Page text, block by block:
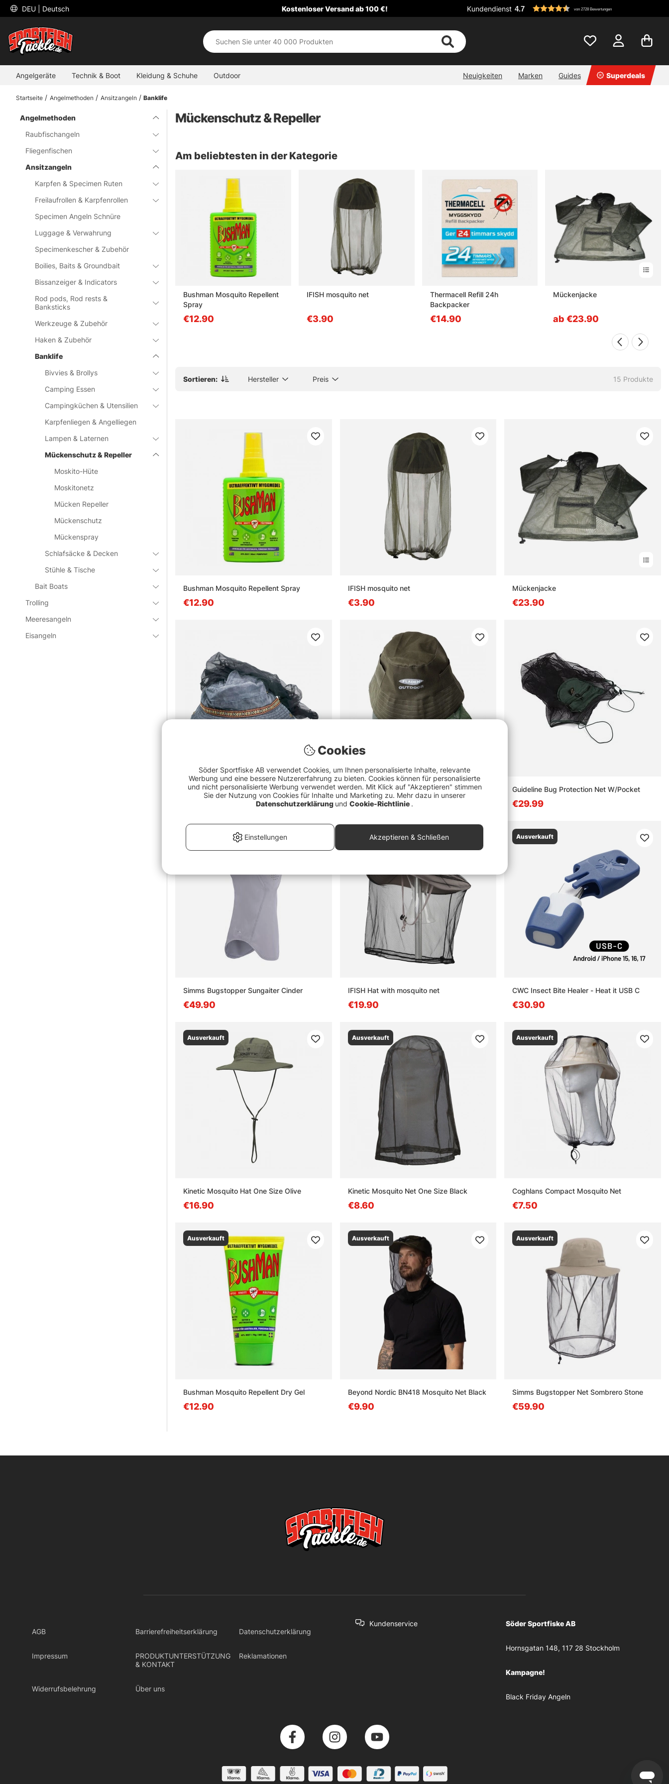
DEU | Deutsch Kostenloser Versand ab 100 €! Kundendienst 4.7 von 2728 Bewertungen
Angelgeräte Technik & Boot Kleidung & Schuhe Outdoor Neuigkeiten Marken Guides Superdeals
Startseite Angelmethoden Ansitzangeln Banklife
Angelmethoden
Raubfischangeln
Fliegenfischen
Ansitzangeln
Karpfen & Specimen Ruten
Freilaufrollen & Karpfenrollen
Specimen Angeln Schnüre
Luggage & Verwahrung
Specimenkescher & Zubehör
Boilies, Baits & Groundbait
Bissanzeiger & Indicators
Rod pods, Rod rests &
Banksticks
Werkzeuge & Zubehör
Haken & Zubehör
Banklife
Bivvies & Brollys
Camping Essen
Campingküchen & Utensilien
Karpfenliegen & Angelliegen
Lampen & Laternen
Mückenschutz & Repeller
Moskito-Hüte
Moskitonetz
Mücken Repeller
Mückenschutz
Mückenspray
Schlafsäcke & Decken
Stühle & Tische
Bait Boats
Trolling
Meeresangeln
Eisangeln
Mückenschutz & Repeller
Am beliebtesten in der Kategorie
Simms Bugstopper Sungaiter
Cinder
€49.90
Bushman Mosquito Repellent
Spray
€12.90
IFISH mosquito net
€3.90
Thermacell Refill 24h
Backpacker
€14.90
Mückenjacke
ab €23.90
Sortieren: Hersteller Preis 15 Produkte
Bushman Mosquito Repellent Spray
€12.90
IFISH mosquito net
€3.90
Mückenjacke
€23.90
Stoxdal Mosquito Hat Fladen Mosquito Net With Hat
€5
Guideline Bug Protection Net W/Pocket
€29.99
Simms Bugstopper Sungaiter Cinder
€49.90
IFISH Hat with mosquito net
€19.90
Ausverkauft
CWC Insect Bite Healer - Heat it USB C
€30.90
Ausverkauft
Kinetic Mosquito Hat One Size Olive
€16.90
Ausverkauft
Kinetic Mosquito Net One Size Black
€8.60
Ausverkauft
Coghlans Compact Mosquito Net
€7.50
Ausverkauft
Bushman Mosquito Repellent Dry Gel
€12.90
Ausverkauft
Beyond Nordic BN418 Mosquito Net Black
€9.90
Ausverkauft
Simms Bugstopper Net Sombrero Stone
€59.90
AGB Barrierefreiheitserklärung Datenschutzerklärung
Impressum
PRODUKTUNTERSTÜTZUNG
& KONTAKT
Reklamationen
Widerrufsbelehrung Über uns
Kundenservice Söder Sportfiske AB
Hornsgatan 148, 117 28 Stockholm
Kampagne!
Black Friday Angeln
Cookies
Söder Sportfiske AB verwendet Cookies, um Ihnen personalisierte Inhalte, relevante
Werbung und eine bessere Nutzererfahrung zu bieten. Cookies können für personalisierte
und nicht personalisierte Werbung verwendet werden. Mit Klick auf "Akzeptieren" stimmen
Sie der Nutzung von Cookies für Inhalte und Marketing zu. Mehr dazu in unserer
Datenschutzerklärung und Cookie-Richtlinie .
Einstellungen Akzeptieren & Schließen